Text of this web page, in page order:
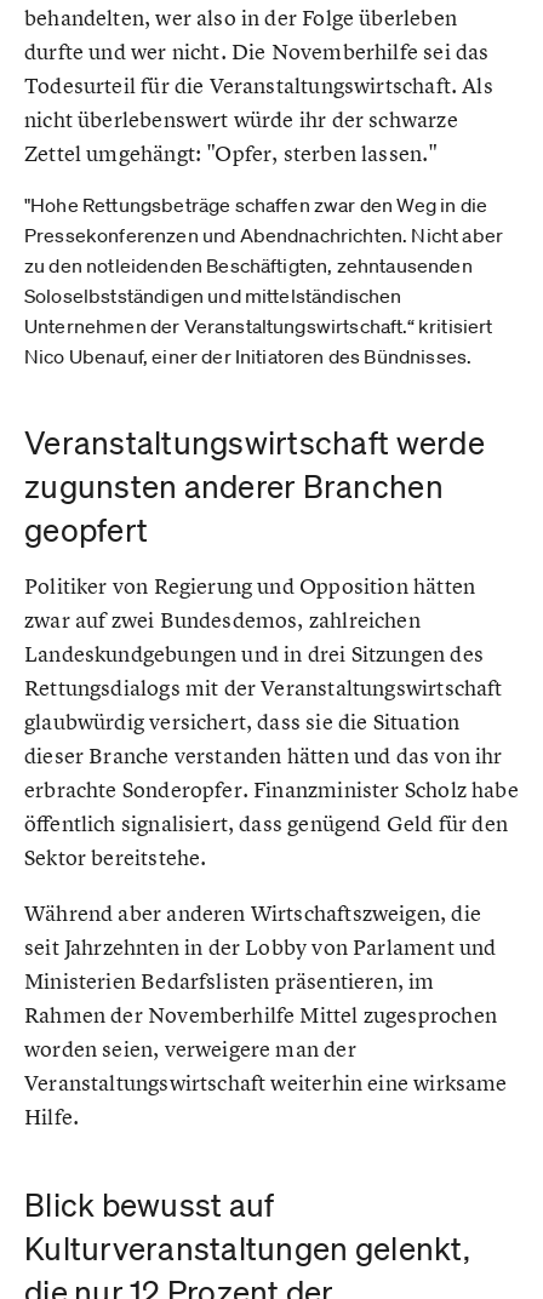
behandelten, wer also in der Folge überleben
durfte und wer nicht. Die Novemberhilfe sei das
Todesurteil für die Veranstaltungswirtschaft. Als
nicht überlebenswert würde ihr der schwarze
Zettel umgehängt: "Opfer, sterben lassen."
"Hohe Rettungsbeträge schaffen zwar den Weg in die
Pressekonferenzen und Abendnachrichten. Nicht aber
zu den notleidenden Beschäftigten, zehntausenden
Soloselbstständigen und mittelständischen
Unternehmen der Veranstaltungswirtschaft.“ kritisiert
Nico Ubenauf, einer der Initiatoren des Bündnisses.
Veranstaltungswirtschaft werde
zugunsten anderer Branchen
geopfert
Politiker von Regierung und Opposition hätten
zwar auf zwei Bundesdemos, zahlreichen
Landeskundgebungen und in drei Sitzungen des
Rettungsdialogs mit der Veranstaltungswirtschaft
glaubwürdig versichert, dass sie die Situation
dieser Branche verstanden hätten und das von ihr
erbrachte Sonderopfer. Finanzminister Scholz habe
öffentlich signalisiert, dass genügend Geld für den
Sektor bereitstehe.
Während aber anderen Wirtschaftszweigen, die
seit Jahrzehnten in der Lobby von Parlament und
Ministerien Bedarfslisten präsentieren, im
Rahmen der Novemberhilfe Mittel zugesprochen
worden seien, verweigere man der
Veranstaltungswirtschaft weiterhin eine wirksame
Hilfe.
Blick bewusst auf
Kulturveranstaltungen gelenkt,